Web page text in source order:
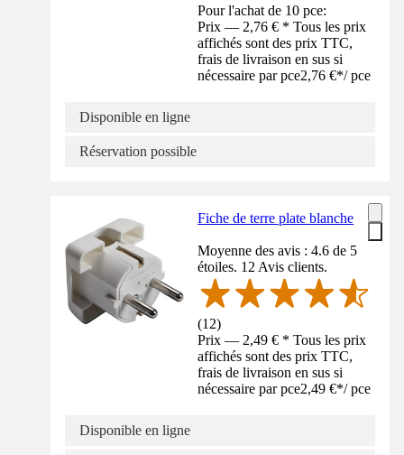
Pour l'achat de 10 pce:
Prix — 2,76 € * Tous les prix
affichés sont des prix TTC,
frais de livraison en sus si
nécessaire par pce2,76 €*/ pce
Disponible en ligne
Réservation possible
Fiche de terre plate blanche
Moyenne des avis : 4.6 de 5
étoiles. 12 Avis clients.
(12)
Prix — 2,49 € * Tous les prix
affichés sont des prix TTC,
frais de livraison en sus si
nécessaire par pce2,49 €*/ pce
Disponible en ligne